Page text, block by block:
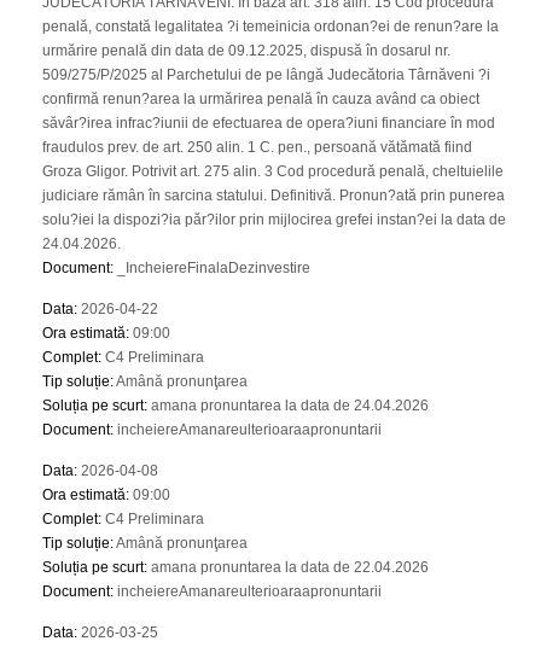
penală, constată legalitatea ?i temeinicia ordonan?ei de renun?are la
urmărire penală din data de 09.12.2025, dispusă în dosarul nr.
509/275/P/2025 al Parchetului de pe lângă Judecătoria Târnăveni ?i
confirmă renun?area la urmărirea penală în cauza având ca obiect
săvâr?irea infrac?iunii de efectuarea de opera?iuni financiare în mod
fraudulos prev. de art. 250 alin. 1 C. pen., persoană vătămată fiind
Groza Gligor. Potrivit art. 275 alin. 3 Cod procedură penală, cheltuielile
judiciare rămân în sarcina statului. Definitivă. Pronun?ată prin punerea
solu?iei la dispozi?ia păr?ilor prin mijlocirea grefei instan?ei la data de
24.04.2026.
Document: _IncheiereFinalaDezinvestire
Data: 2026-04-22
Ora estimată: 09:00
Complet: C4 Preliminara
Tip soluție:Amână pronunţarea
Soluția pe scurt: amana pronuntarea la data de 24.04.2026
Document: incheiereAmanareulterioaraapronuntarii
Data: 2026-04-08
Ora estimată: 09:00
Complet: C4 Preliminara
Tip soluție:Amână pronunţarea
Soluția pe scurt: amana pronuntarea la data de 22.04.2026
Document: incheiereAmanareulterioaraapronuntarii
Data: 2026-03-25